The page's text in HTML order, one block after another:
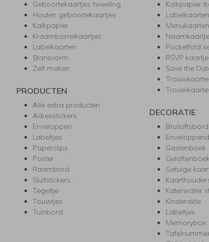
Geboortekaartjes tweeling
Houten geboortekaartjes
Kalkpapier
Kraamborrelkaartjes
Labelkaarten
Stansvorm
Zelf maken
PRODUCTEN
Alle extra producten
Adresstickers
Enveloppen
Labeltjes
Paperclips
Poster
Raambord
Sluitstickers
Tegeltje
Touwtjes
Tuinbord
Kalkpapier
Labelkaarten
Menukaarten
Pocketfold
RSVP
Save the
DECORATIE
Bruiloftsbord
Gastenboek
Getuige
Katerwater
Kinderakte
Labeltjes
Memorybox